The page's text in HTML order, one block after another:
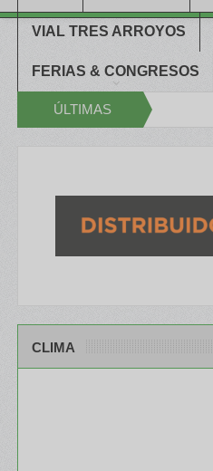
VIAL TRES ARROYOS
FERIAS & CONGRESOS
ÚLTIMAS
CLIMA